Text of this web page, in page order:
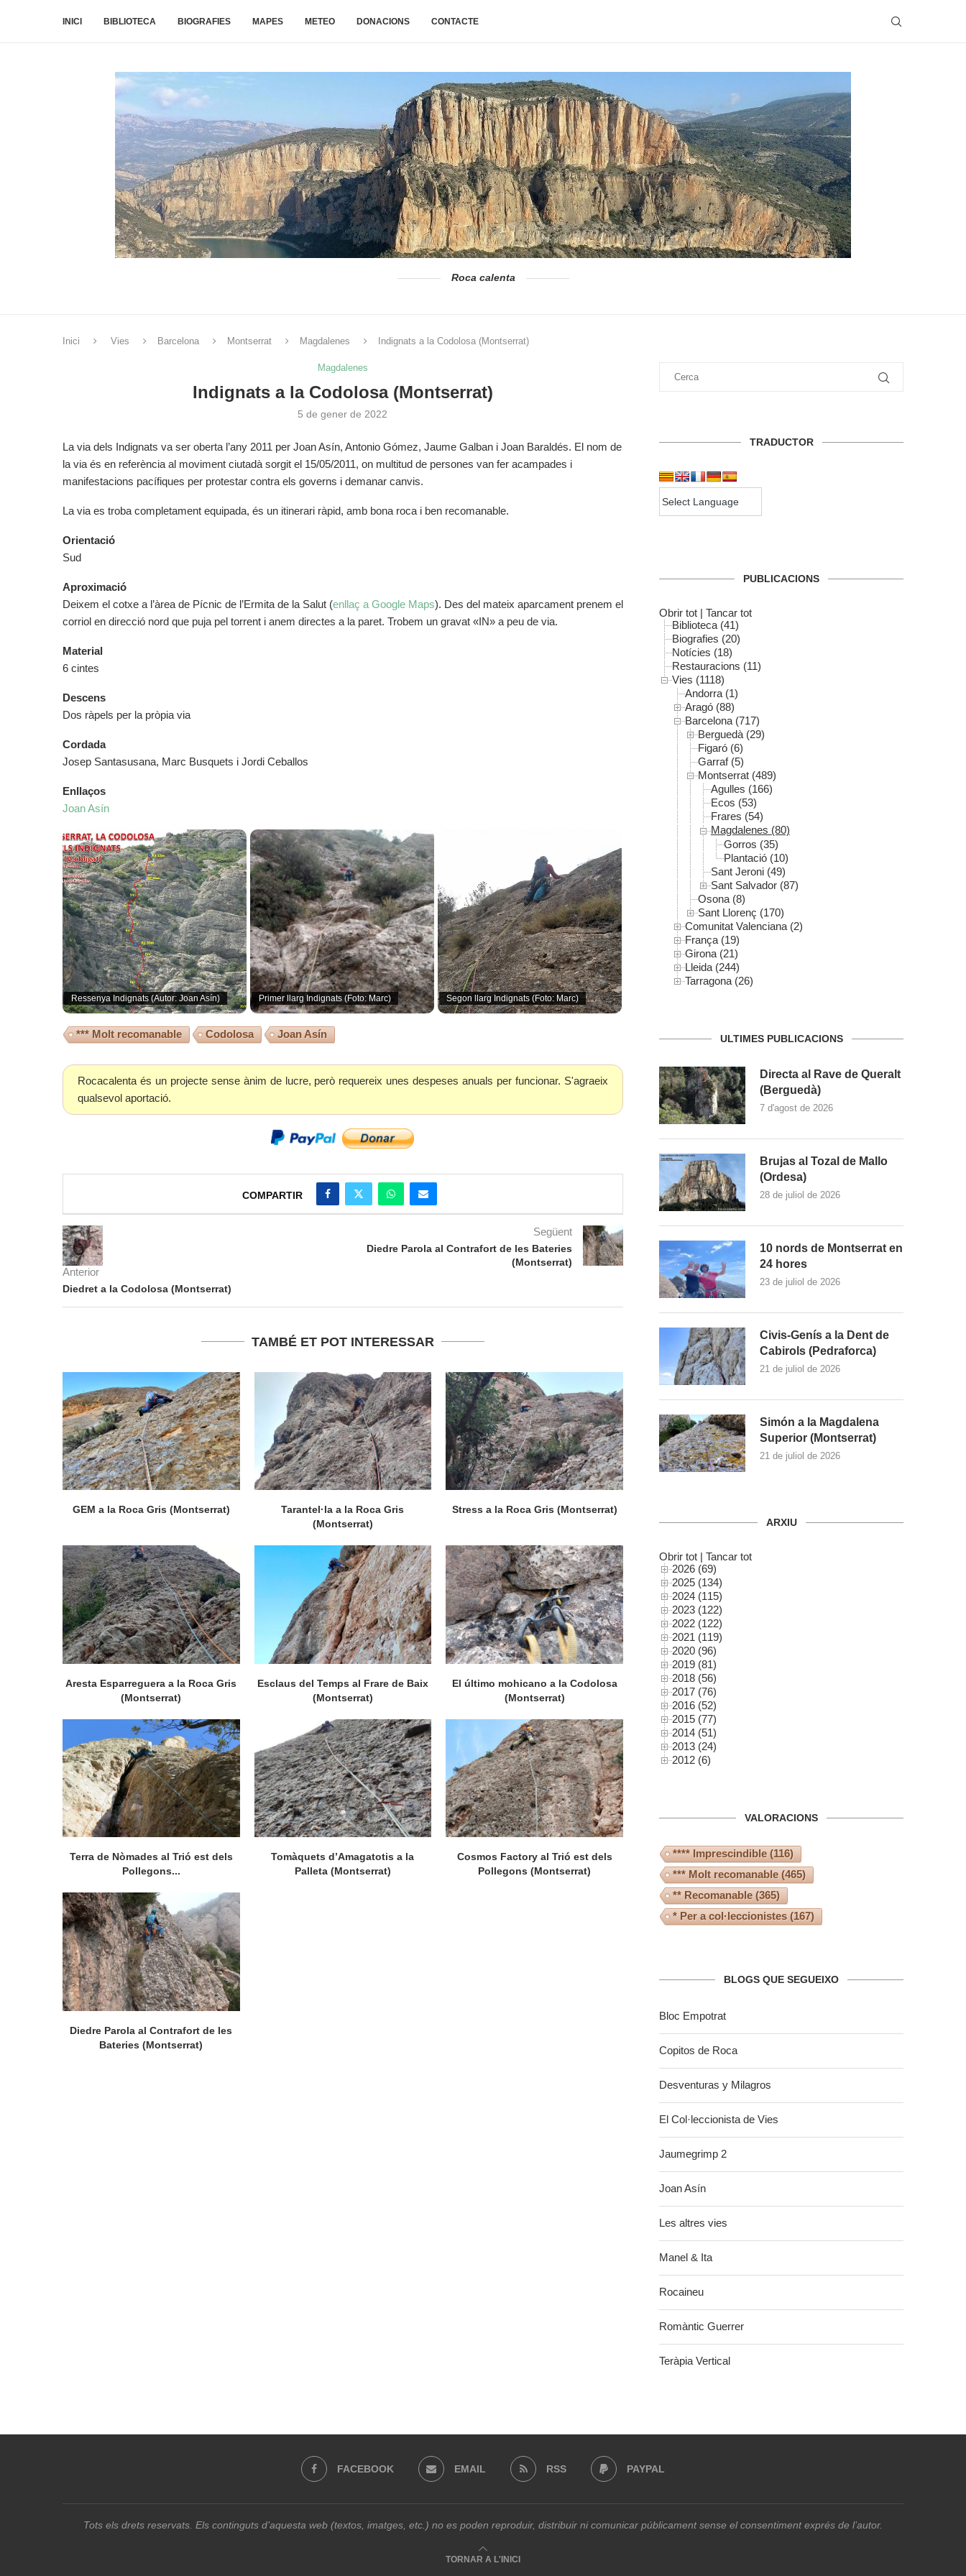
INICI BIBLIOTECA BIOGRAFIES MAPES METEO DONACIONS CONTACTE
Roca calenta
Inici Vies Barcelona Montserrat Magdalenes Indignats a la Codolosa (Montserrat)
Magdalenes
Indignats a la Codolosa (Montserrat)
5 de gener de 2022
La via dels Indignats va ser oberta l’any 2011 per Joan Asín, Antonio Gómez, Jaume Galban i Joan Baraldés. El nom de
la via és en referència al moviment ciutadà sorgit el 15/05/2011, on multitud de persones van fer acampades i
manifestacions pacífiques per protestar contra els governs i demanar canvis.
La via es troba completament equipada, és un itinerari ràpid, amb bona roca i ben recomanable.
Orientació
Sud
Aproximació
Deixem el cotxe a l’àrea de Pícnic de l’Ermita de la Salut (enllaç a Google Maps). Des del mateix aparcament prenem el
corriol en direcció nord que puja pel torrent i anem directes a la paret. Trobem un gravat «IN» a peu de via.
Material
6 cintes
Descens
Dos ràpels per la pròpia via
Cordada
Josep Santasusana, Marc Busquets i Jordi Ceballos
Enllaços
Joan Asín
Ressenya Indignats (Autor: Joan Asín) Primer llarg Indignats (Foto: Marc) Segon llarg Indignats (Foto: Marc)
*** Molt recomanable Codolosa Joan Asín
Rocacalenta és un projecte sense ànim de lucre, però requereix unes despeses anuals per funcionar. S'agraeix
qualsevol aportació.
COMPARTIR
Anterior
Diedret a la Codolosa (Montserrat)
Següent
Diedre Parola al Contrafort de les Bateries
(Montserrat)
TAMBÉ ET POT INTERESSAR
GEM a la Roca Gris (Montserrat)
Tarantel·la a la Roca Gris
(Montserrat)
Stress a la Roca Gris (Montserrat)
Aresta Esparreguera a la Roca Gris
(Montserrat)
Esclaus del Temps al Frare de Baix
(Montserrat)
El último mohicano a la Codolosa
(Montserrat)
Terra de Nòmades al Trió est dels
Pollegons...
Tomàquets d’Amagatotis a la
Palleta (Montserrat)
Cosmos Factory al Trió est dels
Pollegons (Montserrat)
Diedre Parola al Contrafort de les
Bateries (Montserrat)
TRADUCTOR
PUBLICACIONS
Obrir tot | Tancar tot
Biblioteca (41)
Biografies (20)
Notícies (18)
Restauracions (11)
Vies (1118)
Andorra (1)
Aragó (88)
Barcelona (717)
Berguedà (29)
Figaró (6)
Garraf (5)
Montserrat (489)
Agulles (166)
Ecos (53)
Frares (54)
Magdalenes (80)
Gorros (35)
Plantació (10)
Sant Jeroni (49)
Sant Salvador (87)
Osona (8)
Sant Llorenç (170)
Comunitat Valenciana (2)
França (19)
Girona (21)
Lleida (244)
Tarragona (26)
ULTIMES PUBLICACIONS
Directa al Rave de Queralt
(Berguedà)
7 d'agost de 2026
Brujas al Tozal de Mallo
(Ordesa)
28 de juliol de 2026
10 nords de Montserrat en
24 hores
23 de juliol de 2026
Civis-Genís a la Dent de
Cabirols (Pedraforca)
21 de juliol de 2026
Simón a la Magdalena
Superior (Montserrat)
21 de juliol de 2026
ARXIU
Obrir tot | Tancar tot
2026 (69)
2025 (134)
2024 (115)
2023 (122)
2022 (122)
2021 (119)
2020 (96)
2019 (81)
2018 (56)
2017 (76)
2016 (52)
2015 (77)
2014 (51)
2013 (24)
2012 (6)
VALORACIONS
**** Imprescindible(116)
*** Molt recomanable(465)
** Recomanable(365)
* Per a col·leccionistes (167)
BLOGS QUE SEGUEIXO
Bloc Empotrat
Copitos de Roca
Desventuras y Milagros
El Col·leccionista de Vies
Jaumegrimp 2
Joan Asín
Les altres vies
Manel & Ita
Rocaineu
Romàntic Guerrer
Teràpia Vertical
FACEBOOK EMAIL RSS PAYPAL
Tots els drets reservats. Els continguts d’aquesta web (textos, imatges, etc.) no es poden reproduir, distribuir ni comunicar públicament sense el consentiment exprés de l’autor.
TORNAR A L'INICI